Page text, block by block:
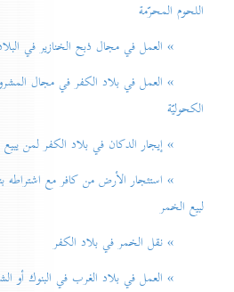
اللحوم المحرّمة
» العمل في مجال ذبح الخنازير في البلاد
» العمل في بلاد الكفر في مجال
الكحوليّة
» إيجار الدكان في بلاد الكفر لمن يبيع
» استئجار الأرض من كافر مع اشتراطه
لبيع الخمر
» نقل الخمر في بلاد الكفر
» العمل في بلاد الغرب في البنوك أو